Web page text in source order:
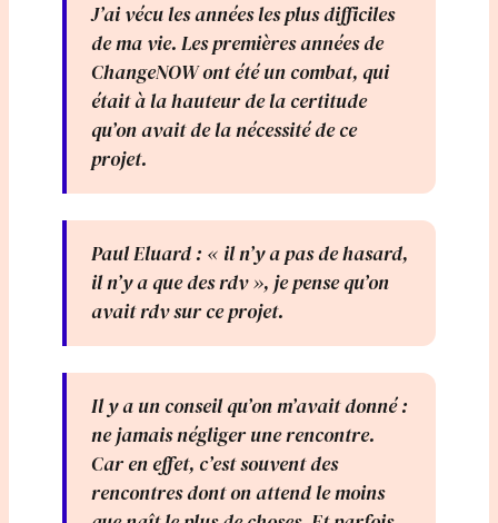
J’ai vécu les années les plus difficiles
de ma vie. Les premières années de
ChangeNOW ont été un combat, qui
était à la hauteur de la certitude
qu’on avait de la nécessité de ce
projet.
Paul Eluard : « il n’y a pas de hasard,
il n’y a que des rdv », je pense qu’on
avait rdv sur ce projet.
Il y a un conseil qu’on m’avait donné :
ne jamais négliger une rencontre.
Car en effet, c’est souvent des
rencontres dont on attend le moins